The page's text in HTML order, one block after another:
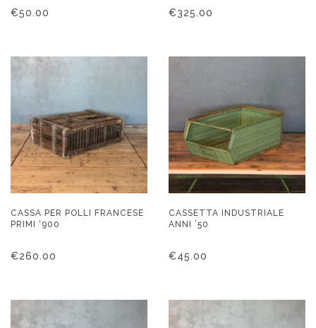
€50.00 €325.00
CASSA PER POLLI FRANCESE
PRIMI ‘900
€260.00
CASSETTA INDUSTRIALE
ANNI ’50
€45.00